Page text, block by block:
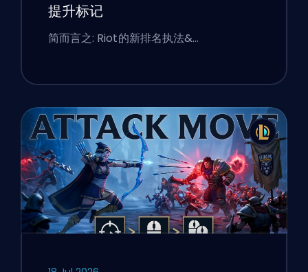
提升标记
简而言之: Riot的新排名执法&…